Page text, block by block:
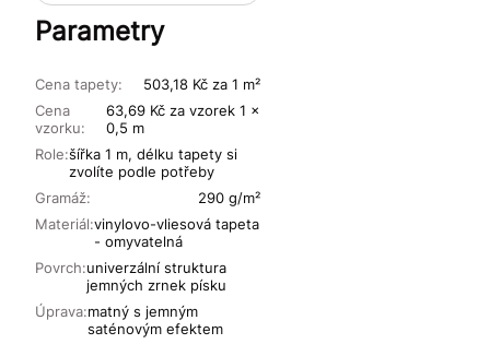
Parametry
Cena tapety:
503,18 Kč za 1 m²
Cena
vzorku:
63,69 Kč za vzorek 1 x
0,5 m
Role:šířka 1 m, délku tapety si
zvolíte podle potřeby
Materiál:vinylovo-vliesová tapeta
- omyvatelná
Povrch:univerzální struktura
jemných zrnek písku
Úprava:matný s jemným
saténovým efektem
Gramáž: 290 g/m²